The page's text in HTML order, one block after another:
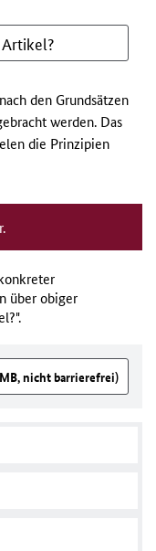
den Grundsätzen
werden. Das
die Prinzipien
über obiger
MB, nicht barrierefrei)